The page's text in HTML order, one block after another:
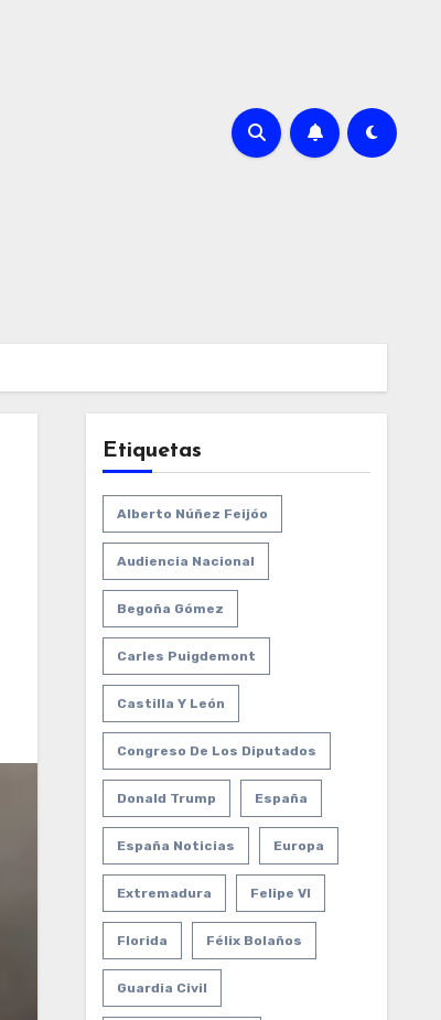
Etiquetas
Alberto Núñez Feijóo
Audiencia Nacional
Begoña Gómez
Carles Puigdemont
Castilla Y León
Congreso De Los Diputados
Donald Trump España
España Noticias Europa
Extremadura Felipe VI
Florida Félix Bolaños
Guardia Civil